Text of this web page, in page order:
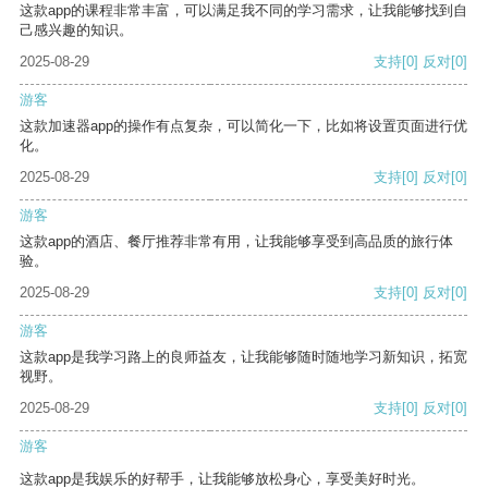
这款app的课程非常丰富，可以满足我不同的学习需求，让我能够找到自
己感兴趣的知识。
2025-08-29
支持[0] 反对[0]
游客
这款加速器app的操作有点复杂，可以简化一下，比如将设置页面进行优
化。
2025-08-29
支持[0] 反对[0]
游客
这款app的酒店、餐厅推荐非常有用，让我能够享受到高品质的旅行体
验。
2025-08-29
支持[0] 反对[0]
游客
这款app是我学习路上的良师益友，让我能够随时随地学习新知识，拓宽
视野。
2025-08-29
支持[0] 反对[0]
游客
这款app是我娱乐的好帮手，让我能够放松身心，享受美好时光。